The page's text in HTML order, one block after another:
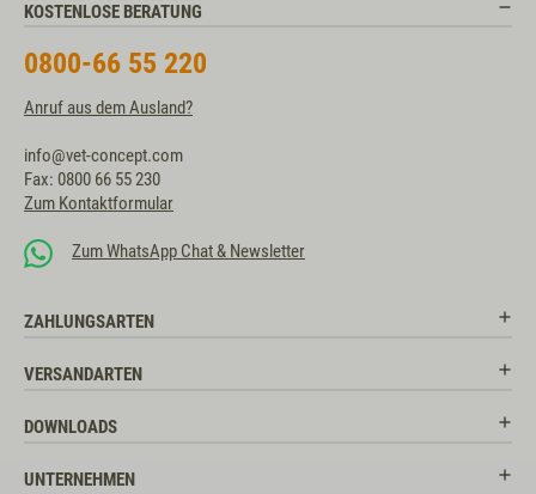
KOSTENLOSE BERATUNG
0800-66 55 220
Anruf aus dem Ausland?
info@vet-concept.com
Fax: 0800 66 55 230
Zum Kontaktformular
Zum WhatsApp Chat & Newsletter
ZAHLUNGSARTEN
VERSANDARTEN
DOWNLOADS
UNTERNEHMEN